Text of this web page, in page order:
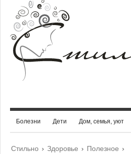
Болезни Дети Дом, семья, уют
Стильно › Здоровье › Полезное ›